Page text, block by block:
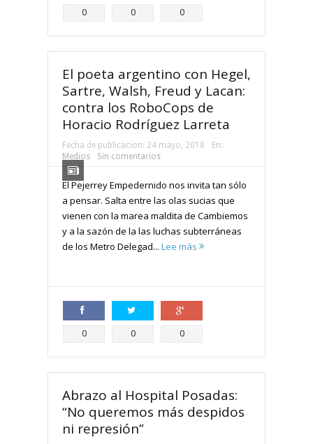
Compartir
0 Compartir
0 Compartir
0
El poeta argentino con Hegel,
Sartre, Walsh, Freud y Lacan:
contra los RoboCops de
Horacio Rodríguez Larreta
Fecha de publicacion: 24 mayo, 2018
En:
Medios
Sin comentarios
El Pejerrey Empedernido nos invita tan sólo
a pensar. Salta entre las olas sucias que
vienen con la marea maldita de Cambiemos
y a la sazón de la las luchas subterráneas
de los Metro Delegad... Lee más
Compartir
0 Compartir
0 Compartir
0
Abrazo al Hospital Posadas:
“No queremos más despidos
ni represión”